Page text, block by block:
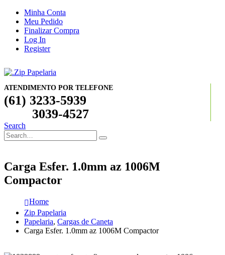
Minha Conta
Meu Pedido
Finalizar Compra
Log In
Register
ATENDIMENTO POR TELEFONE
(61) 3233-5939
3039-4527
Search
Carga Esfer. 1.0mm az 1006M
Compactor
Home
Zip Papelaria
Papelaria, Cargas de Caneta
Carga Esfer. 1.0mm az 1006M Compactor